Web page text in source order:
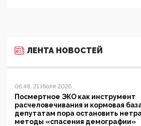
ЛЕНТА НОВОСТЕЙ
06:48, 21 Июля 2026
Посмертное ЭКО как инструмент
расчеловечивания и кормовая
депутатам пора остановить
методы «спасения демографии»